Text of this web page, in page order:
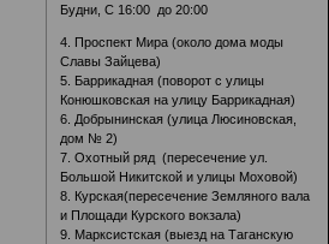
Будни, С 16:00 до 20:00
4. Проспект Мира (около дома моды
Славы Зайцева)
5. Баррикадная (поворот с улицы
Конюшковская на улицу Баррикадная)
6. Добрынинская (улица Люсиновская,
дом № 2)
7. Охотный ряд (пересечение ул.
Большой Никитской и улицы Моховой)
8. Курская(пересечение Земляного вала
и Площади Курского вокзала)
9. Марксистская (выезд на Таганскую